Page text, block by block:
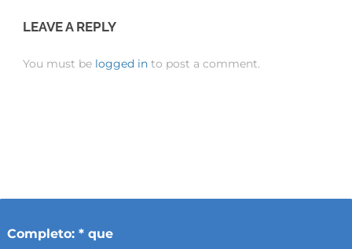
LEAVE A REPLY
You must be logged in to post a comment.
Completo: * que